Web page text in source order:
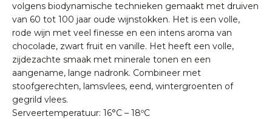
volgens biodynamische technieken gemaakt met druiven
van 60 tot 100 jaar oude wijnstokken. Het is een volle,
rode wijn met veel finesse en een intens aroma van
chocolade, zwart fruit en vanille. Het heeft een volle,
zijdezachte smaak met minerale tonen en een
aangename, lange nadronk. Combineer met
stoofgerechten, lamsvlees, eend, wintergroenten of
gegrild vlees.
Serveertemperatuur: 16°C – 18ºC